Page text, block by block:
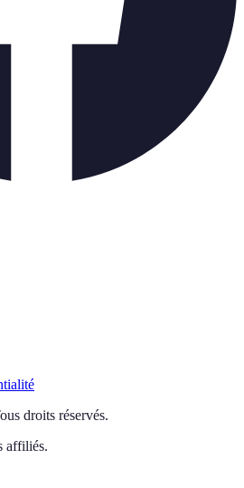
droits réservés.
affiliés.